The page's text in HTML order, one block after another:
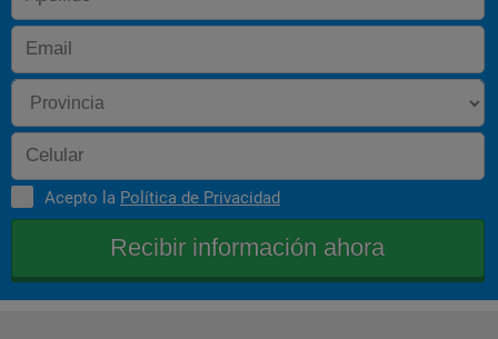
Acepto la Política de Privacidad